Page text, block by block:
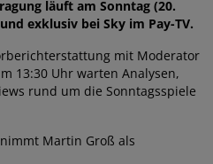
läuft am Sonntag (20.
exklusiv bei Sky im Pay-TV.
mit Moderator
13:30 Uhr warten Analysen,
rund um die Sonntagsspiele
Martin Groß als